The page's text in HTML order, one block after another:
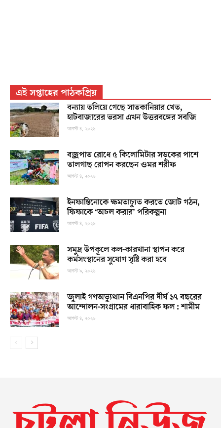
এই সপ্তাহের পাঠকপ্রিয়
বন্যায় তলিয়ে গেছে সাতকানিয়ার খেত,
হাটবাজারের ভরসা এখন উত্তরবঙ্গের সবজি
আগস্ট ৪, ২০২৬
বজ্রপাত রোধে ৫ কিলোমিটার সড়কের পাশে
তালগাছ রোপন করছেন ওমর শরীফ
আগস্ট ৪, ২০২৬
ইনফান্তিনোকে ক্ষমতাচ্যুত করতে জোট গঠন,
ফিফাকে ‘অচল করার’ পরিকল্পনা
আগস্ট ৪, ২০২৬
সমুদ্র উপকূলে কল-কারখানা স্থাপন করে
কর্মসংস্থানের সুযোগ সৃষ্টি করা হবে
আগস্ট ৯, ২০২৬
জুলাই গণঅভ্যুত্থান বিএনপির দীর্ঘ ১৭ বছরের
আন্দোলন-সংগ্রামের ধারাবাহিক ফল : শামীম
আগস্ট ৪, ২০২৬